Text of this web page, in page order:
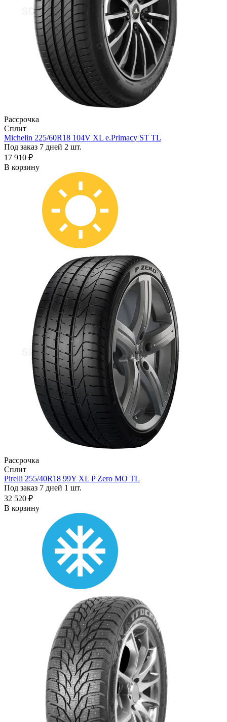
Рассрочка
Сплит
Michelin 225/60R18 104V XL e.Primacy ST TL
Под заказ 7 дней 2 шт.
17 910 ₽
В корзину
Рассрочка
Сплит
Pirelli 255/40R18 99Y XL P Zero MO TL
Под заказ 7 дней 1 шт.
32 520 ₽
В корзину